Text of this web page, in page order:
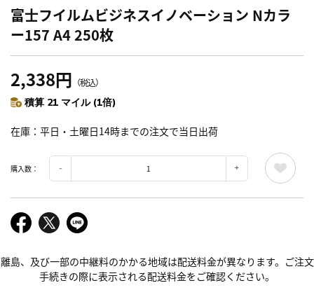
富士フイルムビジネスイノベーション Nカラ
ー157 A4 250枚
2,338円 （税込）
積算 21 マイル (1倍)
在庫 平日・土曜日14時までの注文で当日出荷
購入数：
離島、及び一部の中継料のかかる地域は配送料金が異なります。ご注文
手続きの際に表示される配送料金をご確認ください。